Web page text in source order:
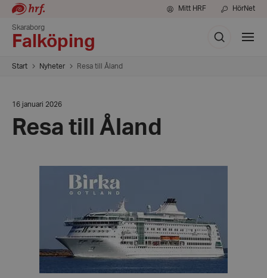
Mitt HRF HörNet
Skaraborg
Falköping
Sök
Visa
meny
Start Nyheter Resa till Åland
Datum:
januari
2026
16 januari 2026
Resa till Åland